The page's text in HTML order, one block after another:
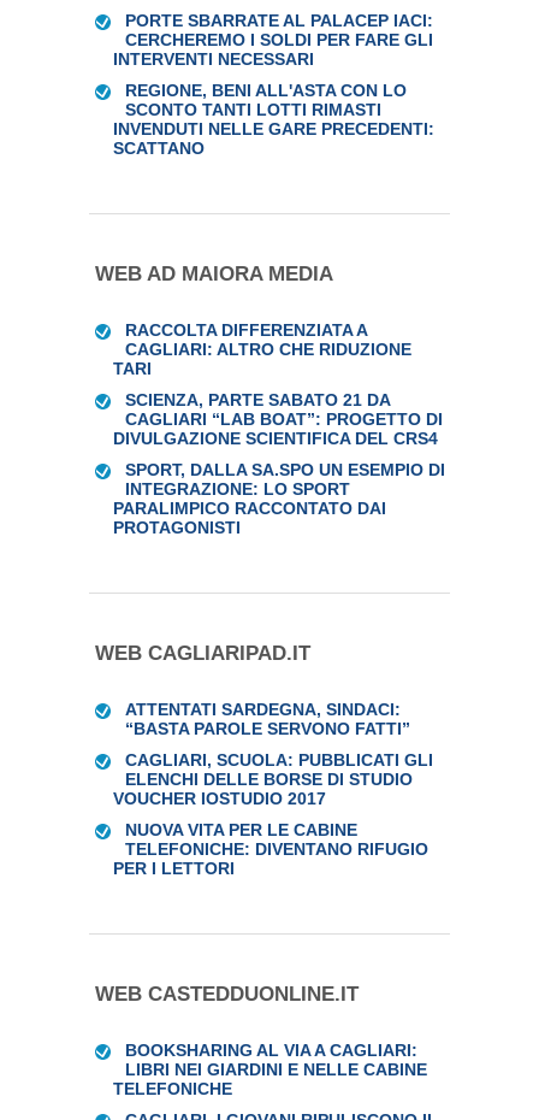
PORTE SBARRATE AL PALACEP IACI:
CERCHEREMO I SOLDI PER FARE GLI
INTERVENTI NECESSARI
REGIONE, BENI ALL'ASTA CON LO
SCONTO TANTI LOTTI RIMASTI
INVENDUTI NELLE GARE PRECEDENTI:
SCATTANO
WEB AD MAIORA MEDIA
RACCOLTA DIFFERENZIATA A
CAGLIARI: ALTRO CHE RIDUZIONE
TARI
SCIENZA, PARTE SABATO 21 DA
CAGLIARI “LAB BOAT”: PROGETTO DI
DIVULGAZIONE SCIENTIFICA DEL CRS4
SPORT, DALLA SA.SPO UN ESEMPIO DI
INTEGRAZIONE: LO SPORT
PARALIMPICO RACCONTATO DAI
PROTAGONISTI
WEB CAGLIARIPAD.IT
ATTENTATI SARDEGNA, SINDACI:
“BASTA PAROLE SERVONO FATTI”
CAGLIARI, SCUOLA: PUBBLICATI GLI
ELENCHI DELLE BORSE DI STUDIO
VOUCHER IOSTUDIO 2017
NUOVA VITA PER LE CABINE
TELEFONICHE: DIVENTANO RIFUGIO
PER I LETTORI
WEB CASTEDDUONLINE.IT
BOOKSHARING AL VIA A CAGLIARI:
LIBRI NEI GIARDINI E NELLE CABINE
TELEFONICHE